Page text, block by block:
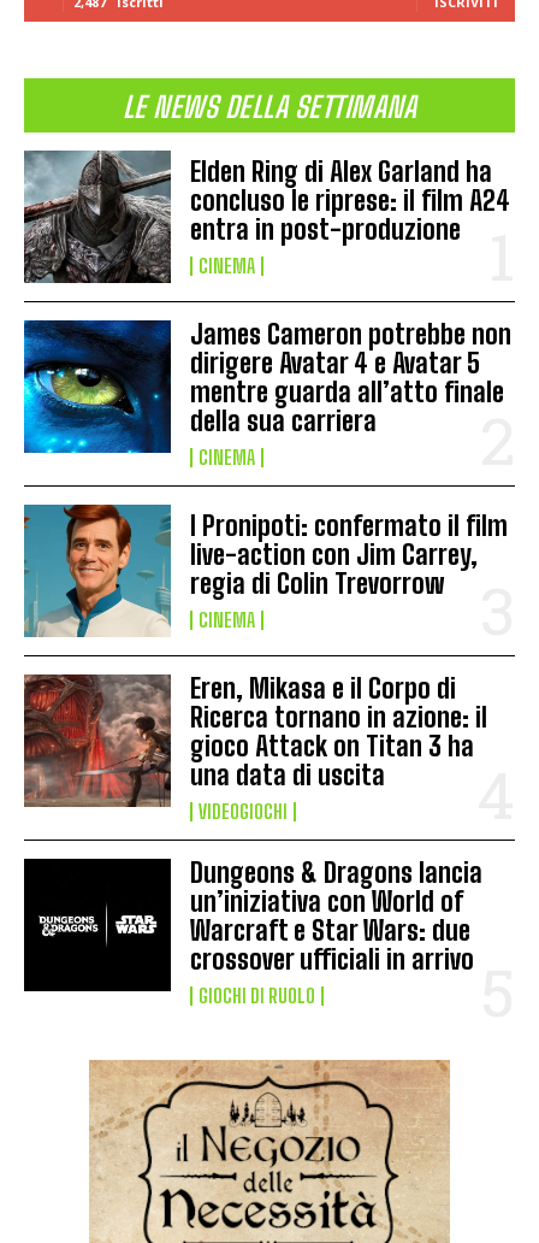
LE NEWS DELLA SETTIMANA
Elden Ring di Alex Garland ha
concluso le riprese: il film A24
entra in post-produzione
CINEMA
James Cameron potrebbe non
dirigere Avatar 4 e Avatar 5
mentre guarda all’atto finale
della sua carriera
CINEMA
I Pronipoti: confermato il film
live-action con Jim Carrey,
regia di Colin Trevorrow
CINEMA
Eren, Mikasa e il Corpo di
Ricerca tornano in azione: il
gioco Attack on Titan 3 ha
una data di uscita
VIDEOGIOCHI
Dungeons & Dragons lancia
un’iniziativa con World of
Warcraft e Star Wars: due
crossover ufficiali in arrivo
GIOCHI DI RUOLO